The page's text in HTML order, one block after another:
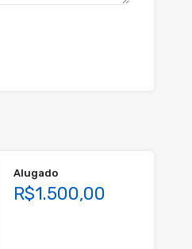
Alugado
R$1.500,00